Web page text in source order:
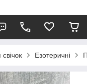
Езотеричні